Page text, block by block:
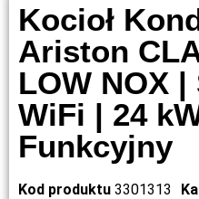
Kocioł
Ariston
LOW NOX
WiFi | 24
Funkcyjny
Kod produktu 3301313